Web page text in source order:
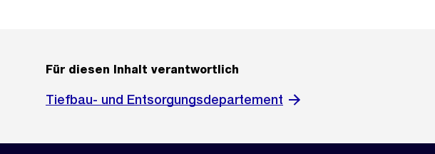
Für diesen Inhalt verantwortlich
Tiefbau- und Entsorgungsdepartement